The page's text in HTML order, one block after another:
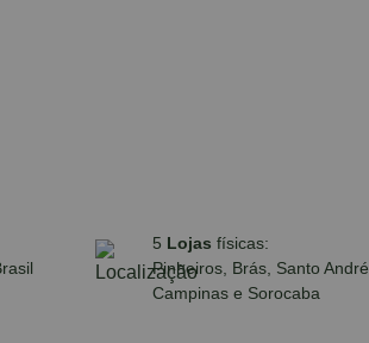
5 Lojas físicas:
Pinheiros, Brás, Santo André,
Campinas e Sorocaba